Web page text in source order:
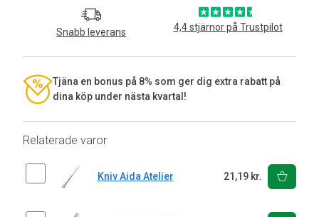
Snabb leverans 4,4 stjärnor på Trustpilot
Tjäna en bonus på 8% som ger dig extra rabatt på
dina köp under nästa kvartal!
Relaterade varor
Kniv Aida Atelier 21,19 kr.